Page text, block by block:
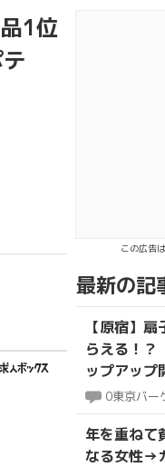
1位
でシェア
この広告
最新の記
【原宿】
らえる！？
ップアップ
0東京バー
年を重ねて
なる女性→